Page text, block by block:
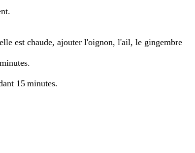
est chaude, ajouter l'oignon, l'ail, le gingembre
15 minutes.